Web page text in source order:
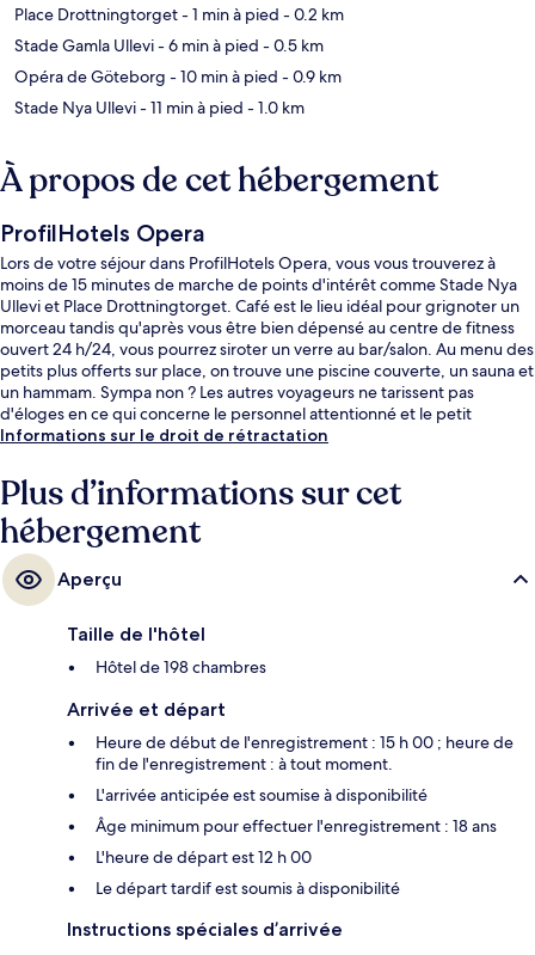
Place Drottningtorget- 1 min à pied - 0.2 km
Stade Gamla Ullevi- 6 min à pied - 0.5 km
Opéra de Göteborg - 10 min à pied - 0.9 km
Stade Nya Ullevi- 11 min à pied - 1.0 km
À propos de cet hébergement
ProfilHotels Opera
Lors de votre séjour dans ProfilHotels Opera, vous vous trouverez à
moins de 15 minutes de marche de points d'intérêt comme Stade Nya
Ullevi et Place Drottningtorget. Café est le lieu idéal pour grignoter un
morceau tandis qu'après vous être bien dépensé au centre de fitness
ouvert 24 h/24, vous pourrez siroter un verre au bar/salon. Au menu des
petits plus offerts sur place, on trouve une piscine couverte, un sauna et
un hammam. Sympa non ? Les autres voyageurs ne tarissent pas
d'éloges en ce qui concerne le personnel attentionné et le petit
déjeuner. Les transports publics sont rapidement accessibles à pied :
Göteborg Centralst Drottningt, à 2 min de marche à peine.
Informations sur le droit de rétractation
Plus d’informations sur cet
hébergement
Aperçu
Taille de l'hôtel
Hôtel de 198 chambres
Arrivée et départ
Heure de début de l'enregistrement : 15 h 00 ; heure de
fin de l'enregistrement : à tout moment.
L'arrivée anticipée est soumise à disponibilité
Âge minimum pour effectuer l'enregistrement : 18 ans
L'heure de départ est 12 h 00
Le départ tardif est soumis à disponibilité
Instructions spéciales d’arrivée